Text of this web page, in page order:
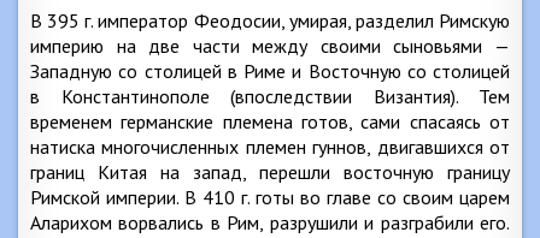
В 395 г. император Феодосии, умирая, разделил Римскую
империю на две части между своими сыновьями —
Западную со столицей в Риме и Восточную со столицей
в Константинополе (впоследствии Византия). Тем
временем германские племена готов, сами спасаясь от
натиска многочисленных племен гуннов, двигавшихся от
границ Китая на запад, перешли восточную границу
Римской империи. В 410 г. готы во главе со своим царем
Аларихом ворвались в Рим, разрушили и разграбили его.